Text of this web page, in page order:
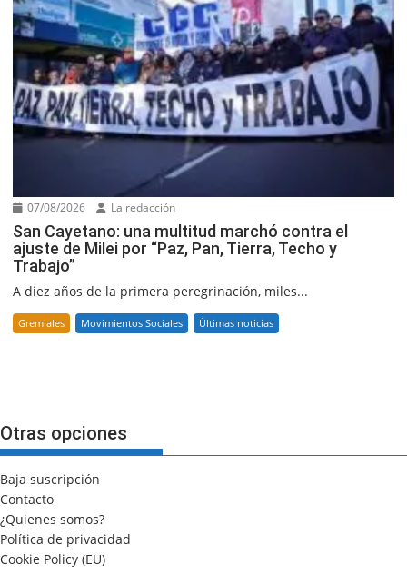
07/08/2026 La redacción
San Cayetano: una multitud marchó contra el
ajuste de Milei por “Paz, Pan, Tierra, Techo y
Trabajo”
A diez años de la primera peregrinación, miles...
Gremiales Movimientos Sociales Últimas noticias
Otras opciones
Baja suscripción
Contacto
¿Quienes somos?
Política de privacidad
Cookie Policy (EU)